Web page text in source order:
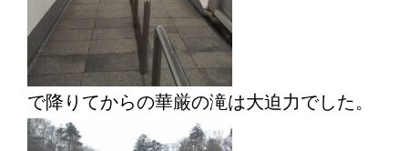
で降りてからの華厳の滝は大迫力でした。